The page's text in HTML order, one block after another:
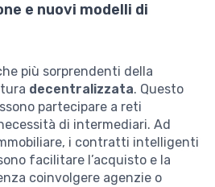
e nuovi modelli di
più sorprendenti della
decentralizzata. Questo
partecipare a reti
di intermediari. Ad
i contratti intelligenti
facilitare l’acquisto e la
coinvolgere agenzie o